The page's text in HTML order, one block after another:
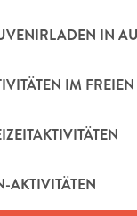
IN
IM FREIEN
AKTIVITÄTEN
Gäste:
auf andere
und